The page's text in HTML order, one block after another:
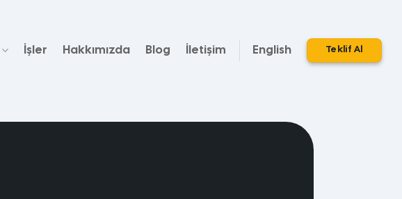
İşler Hakkımızda Blog İletişim English Teklif Al